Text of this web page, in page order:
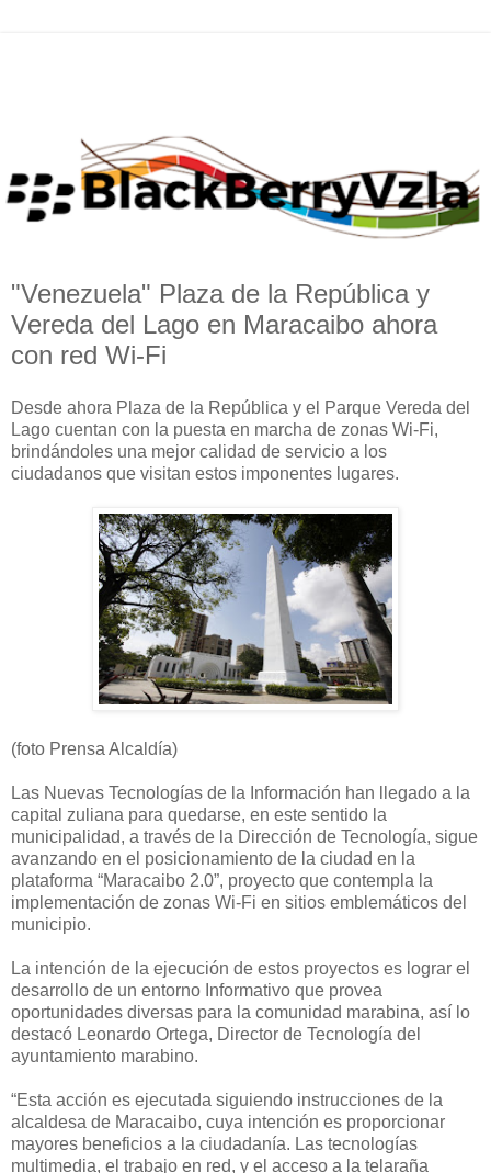
"Venezuela" Plaza de la República y
Vereda del Lago en Maracaibo ahora
con red Wi-Fi
Desde ahora Plaza de la República y el Parque Vereda del
Lago cuentan con la puesta en marcha de zonas Wi-Fi,
brindándoles una mejor calidad de servicio a los
ciudadanos que visitan estos imponentes lugares.
(foto Prensa Alcaldía)
Las Nuevas Tecnologías de la Información han llegado a la
capital zuliana para quedarse, en este sentido la
municipalidad, a través de la Dirección de Tecnología, sigue
avanzando en el posicionamiento de la ciudad en la
plataforma “Maracaibo 2.0”, proyecto que contempla la
implementación de zonas Wi-Fi en sitios emblemáticos del
municipio.
La intención de la ejecución de estos proyectos es lograr el
desarrollo de un entorno Informativo que provea
oportunidades diversas para la comunidad marabina, así lo
destacó Leonardo Ortega, Director de Tecnología del
ayuntamiento marabino.
“Esta acción es ejecutada siguiendo instrucciones de la
alcaldesa de Maracaibo, cuya intención es proporcionar
mayores beneficios a la ciudadanía. Las tecnologías
multimedia, el trabajo en red, y el acceso a la telaraña